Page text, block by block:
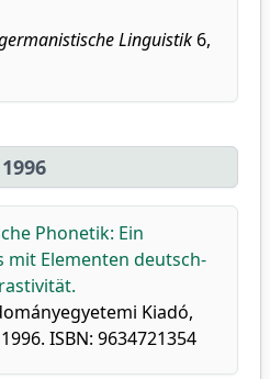
Linguistik 6,
1996
Phonetik: Ein
mit Elementen deutsch-
Kiadó,
ISBN: 9634721354